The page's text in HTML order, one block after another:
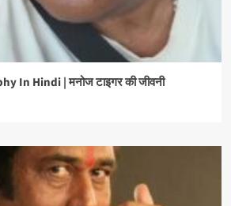
In Hindi | मनोज टाइगर की जीवनी